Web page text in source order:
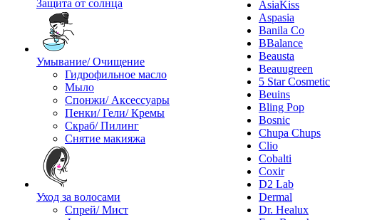
Защита от солнца
Умывание/ Очищение
Гидрофильное масло
Мыло
Спонжи/ Аксессуары
Пенки/ Гели/ Кремы
Скраб/ Пилинг
Снятие макияжа
Уход за волосами
Спрей/ Мист
AsiaKiss
Aspasia
Banila Co
BBalance
Beausta
Beauugreen
5 Star Cosmetic
Beuins
Bling Pop
Bosnic
Chupa Chups
Clio
Cobalti
Coxir
D2 Lab
Dermal
Dr. Healux